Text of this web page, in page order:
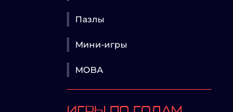
Пазлы
Мини-игры
MOBA